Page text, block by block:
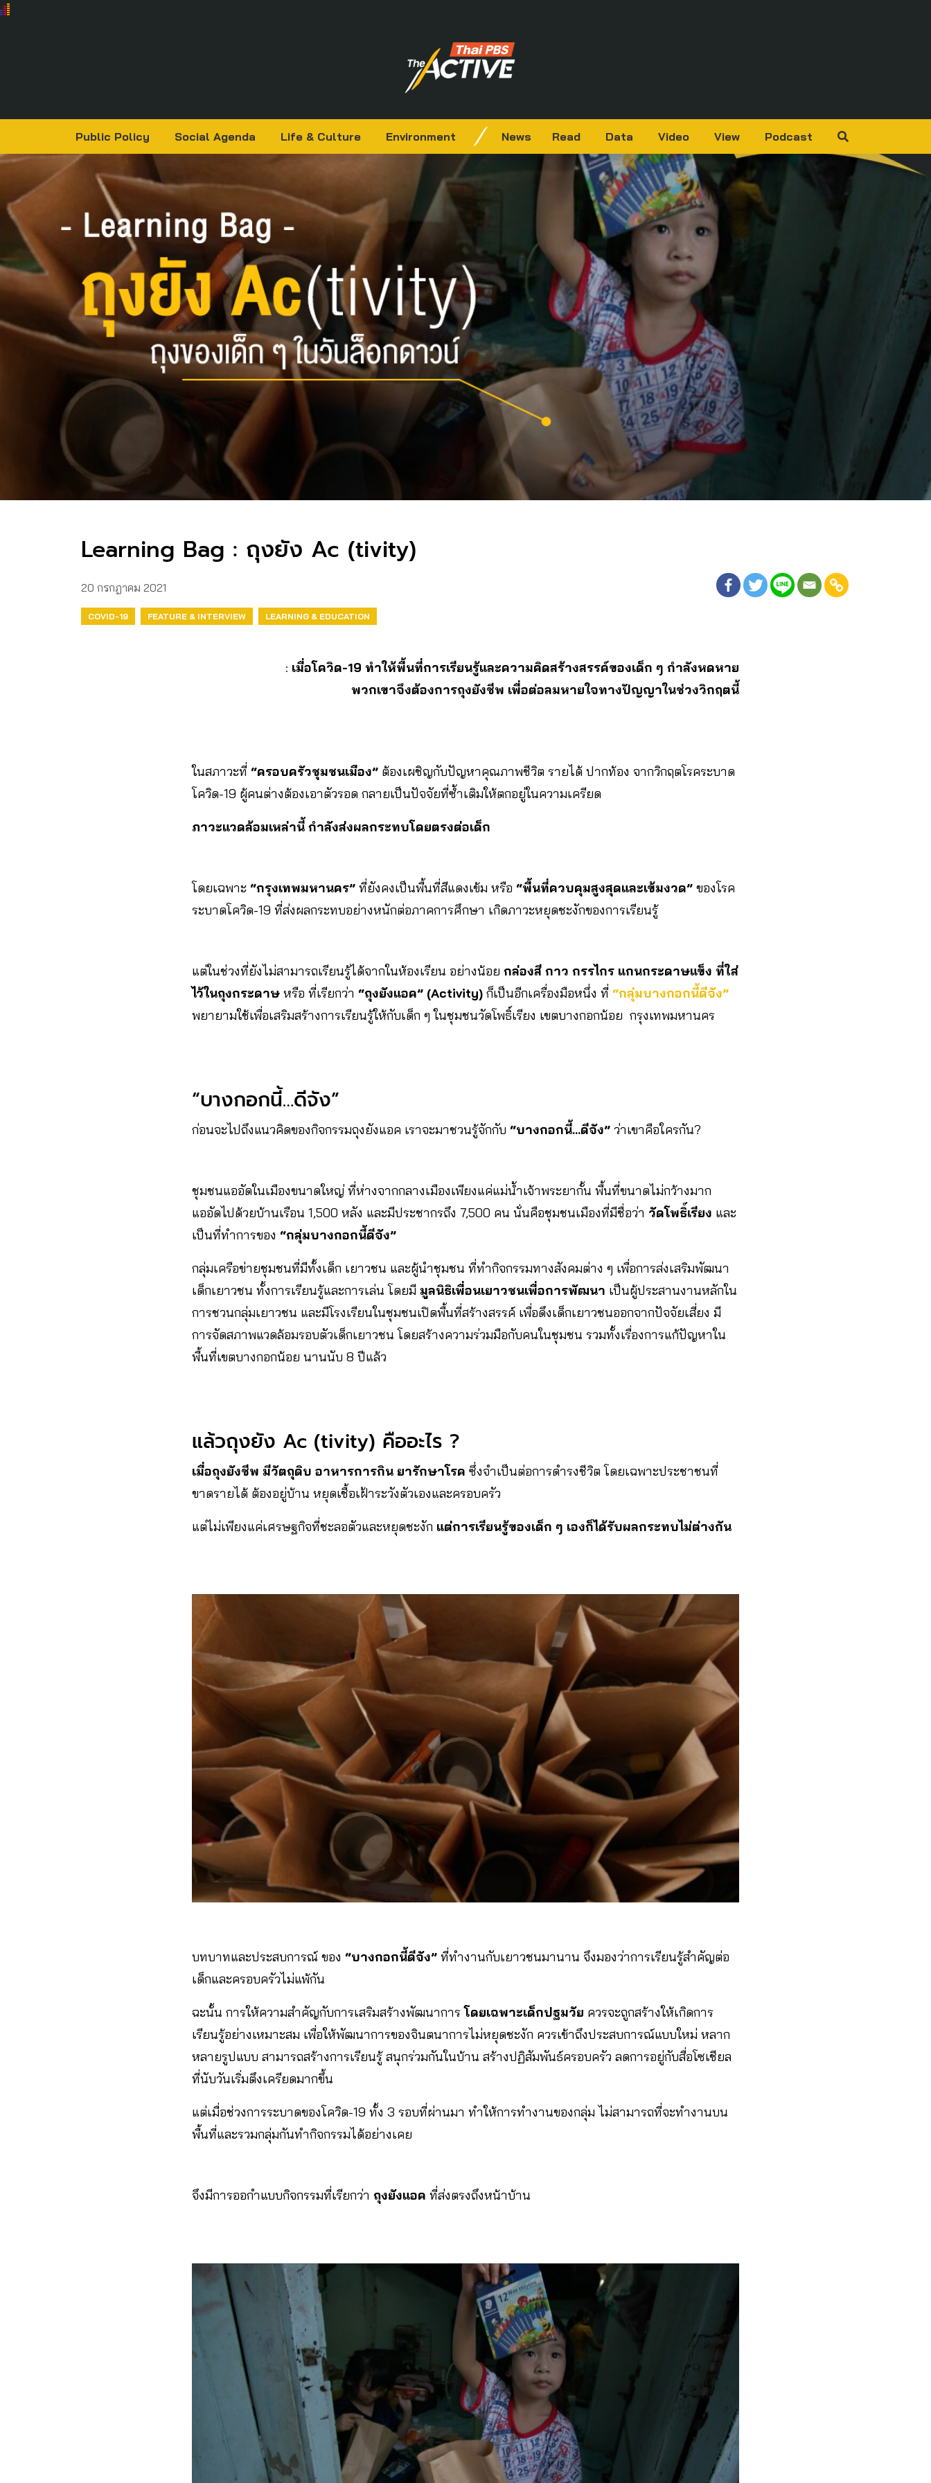
Public Policy Social Agenda Life & Culture Environment News Read Data Video View Podcast
Learning Bag : ถุงยัง Ac (tivity)
20 กรกฎาคม 2021
COVID-19 FEATURE & INTERVIEW LEARNING & EDUCATION
: เมื่อโควิด-19 ทำให้พื้นที่การเรียนรู้และความคิดสร้างสรรค์ของเด็ก ๆ กำลังหดหาย
พวกเขาจึงต้องการถุงยังชีพ เพื่อต่อลมหายใจทางปัญญาในช่วงวิกฤตนี้
ในสภาวะที่ “ครอบครัวชุมชนเมือง” ต้องเผชิญกับปัญหาคุณภาพชีวิต รายได้ ปากท้อง จากวิกฤตโรคระบาด
โควิด-19 ผู้คนต่างต้องเอาตัวรอด กลายเป็นปัจจัยที่ซ้ำเติมให้ตกอยู่ในความเครียด
ภาวะแวดล้อมเหล่านี้ กำลังส่งผลกระทบโดยตรงต่อเด็ก
โดยเฉพาะ “กรุงเทพมหานคร” ที่ยังคงเป็นพื้นที่สีแดงเข้ม หรือ “พื้นที่ควบคุมสูงสุดและเข้มงวด” ของโรค
ระบาดโควิด-19 ที่ส่งผลกระทบอย่างหนักต่อภาคการศึกษา เกิดภาวะหยุดชะงักของการเรียนรู้
แต่ในช่วงที่ยังไม่สามารถเรียนรู้ได้จากในห้องเรียน อย่างน้อย กล่องสี กาว กรรไกร แกนกระดาษแข็ง ที่ใส่
ไว้ในถุงกระดาษ หรือ ที่เรียกว่า “ถุงยังแอค” (Activity) ก็เป็นอีกเครื่องมือหนึ่ง ที่ “กลุ่มบางกอกนี้ดีจัง”
พยายามใช้เพื่อเสริมสร้างการเรียนรู้ให้กับเด็ก ๆ ในชุมชนวัดโพธิ์เรียง เขตบางกอกน้อย กรุงเทพมหานคร
“บางกอกนี้…ดีจัง”
ก่อนจะไปถึงแนวคิดของกิจกรรมถุงยังแอค เราจะมาชวนรู้จักกับ “บางกอกนี้…ดีจัง” ว่าเขาคือใครกัน?
ชุมชนแออัดในเมืองขนาดใหญ่ ที่ห่างจากกลางเมืองเพียงแค่แม่น้ำเจ้าพระยากั้น พื้นที่ขนาดไม่กว้างมาก
แออัดไปด้วยบ้านเรือน 1,500 หลัง และมีประชากรถึง 7,500 คน นั่นคือชุมชนเมืองที่มีชื่อว่า วัดโพธิ์เรียง และ
เป็นที่ทำการของ “กลุ่มบางกอกนี้ดีจัง”
กลุ่มเครือข่ายชุมชนที่มีทั้งเด็ก เยาวชน และผู้นำชุมชน ที่ทำกิจกรรมทางสังคมต่าง ๆ เพื่อการส่งเสริมพัฒนา
เด็กเยาวชน ทั้งการเรียนรู้และการเล่น โดยมี มูลนิธิเพื่อนเยาวชนเพื่อการพัฒนา เป็นผู้ประสานงานหลักใน
การชวนกลุ่มเยาวชน และมีโรงเรียนในชุมชนเปิดพื้นที่สร้างสรรค์ เพื่อดึงเด็กเยาวชนออกจากปัจจัยเสี่ยง มี
การจัดสภาพแวดล้อมรอบตัวเด็กเยาวชน โดยสร้างความร่วมมือกับคนในชุมชน รวมทั้งเรื่องการแก้ปัญหาใน
พื้นที่เขตบางกอกน้อย นานนับ 8 ปีแล้ว
แล้วถุงยัง Ac (tivity) คืออะไร ?
เมื่อถุงยังชีพ มีวัตถุดิบ อาหารการกิน ยารักษาโรค ซึ่งจำเป็นต่อการดำรงชีวิต โดยเฉพาะประชาชนที่
ขาดรายได้ ต้องอยู่บ้าน หยุดเชื้อเฝ้าระวังตัวเองและครอบครัว
แต่ไม่เพียงแค่เศรษฐกิจที่ชะลอตัวและหยุดชะงัก แต่การเรียนรู้ของเด็ก ๆ เองก็ได้รับผลกระทบไม่ต่างกัน
บทบาทและประสบการณ์ ของ “บางกอกนี้ดีจัง” ที่ทำงานกับเยาวชนมานาน จึงมองว่าการเรียนรู้สำคัญต่อ
เด็กและครอบครัวไม่แพ้กัน
ฉะนั้น การให้ความสำคัญกับการเสริมสร้างพัฒนาการโดยเฉพาะเด็กปฐมวัย ควรจะถูกสร้างให้เกิดการ
เรียนรู้อย่างเหมาะสม เพื่อให้พัฒนาการของจินตนาการไม่หยุดชะงัก ควรเข้าถึงประสบการณ์แบบใหม่ หลาก
หลายรูปแบบ สามารถสร้างการเรียนรู้ สนุกร่วมกันในบ้าน สร้างปฏิสัมพันธ์ครอบครัว ลดการอยู่กับสื่อโซเชียล
ที่นับวันเริ่มตึงเครียดมากขึ้น
แต่เมื่อช่วงการระบาดของโควิด-19 ทั้ง 3 รอบที่ผ่านมา ทำให้การทำงานของกลุ่ม ไม่สามารถที่จะทำงานบน
พื้นที่และรวมกลุ่มกันทำกิจกรรมได้อย่างเคย
จึงมีการออกำแบบกิจกรรมที่เรียกว่า ถุงยังแอค ที่ส่งตรงถึงหน้าบ้าน